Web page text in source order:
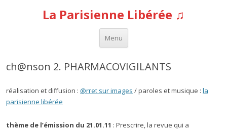
La Parisienne Libérée ♫
Menu
Aller au contenu
ch@nson 2. PHARMACOVIGILANTS
réalisation et diffusion : @rret sur images / paroles et musique : la
parisienne libérée
thème de l’émission du 21.01.11 : Prescrire, la revue qui a